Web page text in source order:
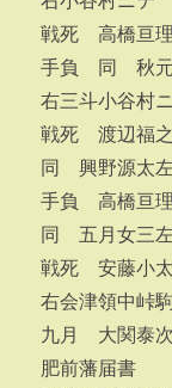
戦死 高橋亘
手負 同 秋元
右三斗小谷村
戦死 渡辺福
同 興野源太
手負 高橋亘
同 五月女三
戦死 安藤小
右会津領中峠
九月 大関泰
肥前藩届書